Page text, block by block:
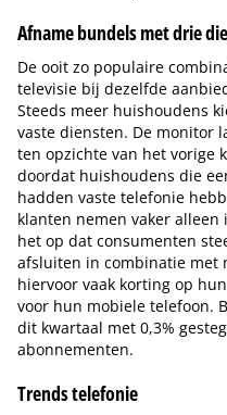
Afname bundels met drie
De ooit zo populaire
televisie bij dezelfde
Steeds meer huishoudens
vaste diensten. De monitor
ten opzichte van het vorige
doordat huishoudens die
hadden vaste telefonie
klanten nemen vaker
het op dat consumenten
afsluiten in combinatie met
hiervoor vaak korting op
voor hun mobiele telefoon.
dit kwartaal met 0,3%
abonnementen.
Trends telefonie